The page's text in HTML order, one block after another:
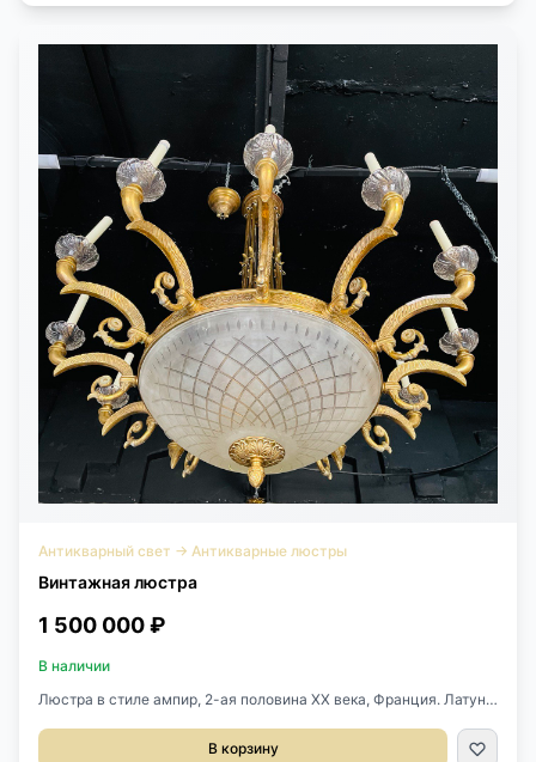
Антикварный свет → Антикварные люстры
Винтажная люстра
1 500 000 ₽
В наличии
Люстра в стиле ампир, 2-ая половина ХХ века, Франция. Латунь,
и шесть внутри плафона. Размер: Высота: 180 см. Диаметр: 140
В корзину